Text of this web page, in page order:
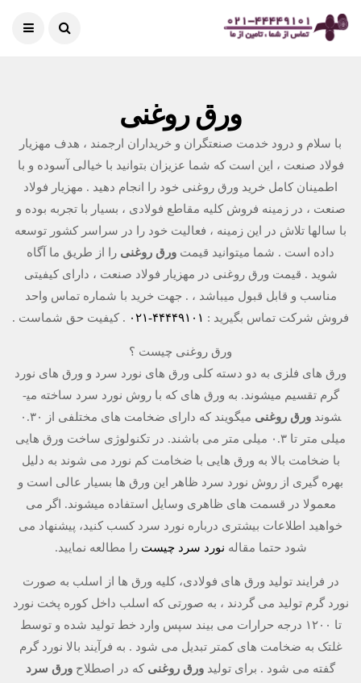
ورق روغنی
با سلام و درود خدمت صنعتگران و خریداران ارجمند ، هدف مهزیار
فولاد صنعت ، این است که شما عزیزان بتوانید با خیالی آسوده و با
اطمینان کامل خرید ورق روغنی خود را انجام دهید . مهزیار فولاد
صنعت ، در زمینه فروش کلیه مقاطع فولادی ، بسیار با تجربه بوده و
با سالها تلاش در این زمینه ، فعالیت خود را در سراسر کشور توسعه
داده است . شما میتوانید قیمت ورق روغنی را از طریق ما آگاه
شوید . قیمت ورق روغنی در مهزیار فولاد صنعت ، دارای کیفیتی
مناسب و قابل قبول میباشد ، . جهت خرید با شماره تماس واحد
فروش شرکت تماس بگیرید : ۴۴۴۴۹۱۰۱-۰۲۱ . کیفیت حق شماست .
ورق روغنی چیست ؟
ورق ­های فلزی به دو دسته کلی ورق ­های نورد سرد و ورق ­های نورد
گرم تقسیم می­شوند. به ورق ­های که با روش نورد سرد ساخته می­
شوند ورق روغنی
می­گویند که دارای ضخامت­ های مختلفی از ۰.۳۰
میلی متر تا ۰.۳ میلی متر می باشند. در تکنولوژی ساخت ورق­ هایی
با ضخامت بالا به ورق­ هایی با ضخامت کم نورد می­ شوند به دلیل
بهره گیری از روش نورد سرد ظاهر این ورق ها بسیار عالی است و
معمولا در قسمت­ های ظاهری وسایل استفاده می­شوند. اگر می
خواهید اطلاعات بیشتری درباره نورد سرد کسب کنید، پیشنهاد می
شود حتما مقاله نورد سرد چیست را مطالعه نمایید.
در فرایند تولید ورق های فولادی، کلیه ورق ها از اسلب به صورت
نورد گرم تولید می گردند ، به صورتی که اسلب داخل کوره پخت نورد
تا ۱۲۰۰ درجه حرارات می بیند سپس وارد خط تولید شده و توسط
غلتک به ضخامت های کمتر تبدیل می شود . به فرآیند بالا نورد گرم
گفته می شود . برای تولید ورق روغنی که در اصطلاح ورق سرد